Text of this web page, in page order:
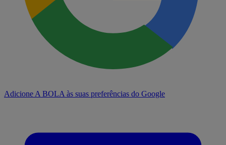
Adicione A BOLA às suas preferências do Google